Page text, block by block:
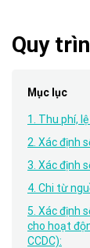
Quy
Mục lục
1. Thu phí,
2. Xác định
3. Xác định
4. Chi từ
5. Xác định
cho hoạt
CCDC):